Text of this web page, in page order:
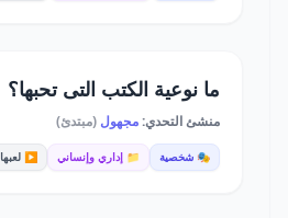
ما نوعية الكتب التى تحبها؟
منشئ التحدي:مجهول (مبتدئ)
🎭 شخصية 📁 إداري وإنساني ▶️ لعبها 160